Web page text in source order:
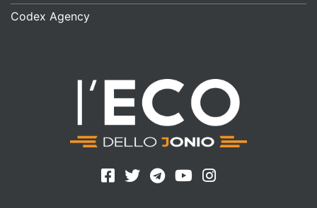
Codex Agency